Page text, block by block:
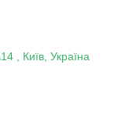
, Київ, Україна